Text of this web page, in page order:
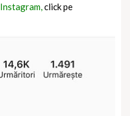
Instagram,click pe